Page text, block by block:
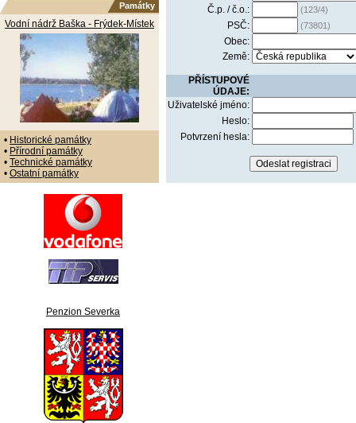
Památky
Vodní nádrž Baška - Frýdek-Místek
• Historické památky
• Přírodní památky
• Technické památky
• Ostatní památky
Penzion Severka
Č.p. / č.o.:
(123/4)
PSČ: (73801)
Obec:
Země:
PŘÍSTUPOVÉ
ÚDAJE:
Uživatelské jméno:
Heslo:
Potvrzení hesla: